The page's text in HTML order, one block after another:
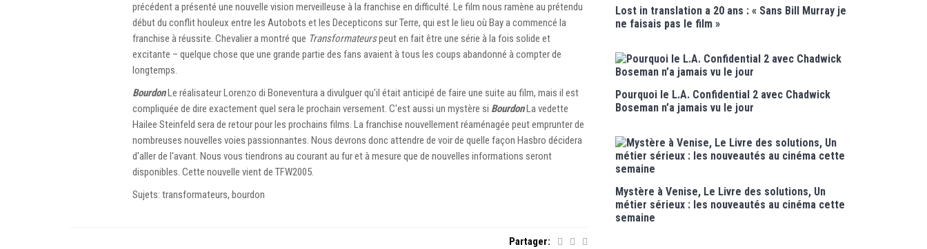
précédent a présenté une nouvelle vision merveilleuse à la franchise en difficulté. Le film nous ramène au prétendu
début du conflit houleux entre les Autobots et les Decepticons sur Terre, qui est le lieu où Bay a commencé la
franchise à réussite. Chevalier a montré que Transformateurspeut en fait être une série à la fois solide et
excitante – quelque chose que une grande partie des fans avaient à tous les coups abandonné à compter de
longtemps.
BourdonLe réalisateur Lorenzo di Boneventura a divulguer qu'il était anticipé de faire une suite au film, mais il est
compliquée de dire exactement quel sera le prochain versement. C'est aussi un mystère si BourdonLa vedette
Hailee Steinfeld sera de retour pour les prochains films. La franchise nouvellement réaménagée peut emprunter de
nombreuses nouvelles voies passionnantes. Nous devrons donc attendre de voir de quelle façon Hasbro décidera
d'aller de l'avant. Nous vous tiendrons au courant au fur et à mesure que de nouvelles informations seront
disponibles. Cette nouvelle vient de TFW2005.
Sujets: transformateurs, bourdon
Partager:
Lost in translation a 20 ans : « Sans Bill Murray je
ne faisais pas le film »
Pourquoi le L.A. Confidential 2 avec Chadwick
Boseman n’a jamais vu le jour
Mystère à Venise, Le Livre des solutions, Un
métier sérieux : les nouveautés au cinéma cette
semaine